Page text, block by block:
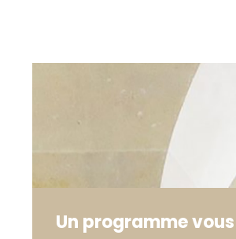
Un programme